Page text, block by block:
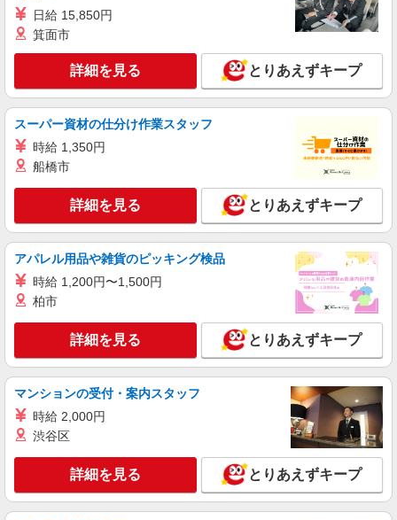
キープ 詳細を見る
パーソルテンプスタッフ株式会社 静岡コーディネートセンター（浜
松）/26-0482509
9月上旬スタート◎未経験OK＜＊ジムのお仕
事♪＊＞★掛川南エリア★
時給1400円 【月収例】￥230,202（￥1400×7
静岡県掛川市／最寄駅：掛川駅 ≪車通勤可
≫ 無料パーキングあり
キープ 詳細を見る
派遣社員
パーソルテンプスタッフ株式会社 静岡コーディネートセンター（浜
松）/26-0570571
［イレギュラーはなし］フォーマットへ入力と
チェックのかんたん事務★
時給1350円 【月収例】￥217,445（￥1350×7
時間40分×21日）+残業代 +交通費
静岡県掛川市／最寄駅：掛川駅、掛川市役所前
駅 ≪車通勤可≫ 車通勤の際はご自身で駐車場を
キープ 詳細を見る
日給 15,850円
箕面市
詳細を見る とりあえずキープ
スーパー資材の仕分け作業スタッフ
時給 1,350円
船橋市
詳細を見る とりあえずキープ
アパレル用品や雑貨のピッキング検品
時給 1,200円〜1,500円
柏市
詳細を見る とりあえずキープ
マンションの受付・案内スタッフ
時給 2,000円
渋谷区
詳細を見る とりあえずキープ